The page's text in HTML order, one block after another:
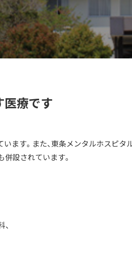
医療です
ます。また、東条メンタルホスピタ
併設されています。